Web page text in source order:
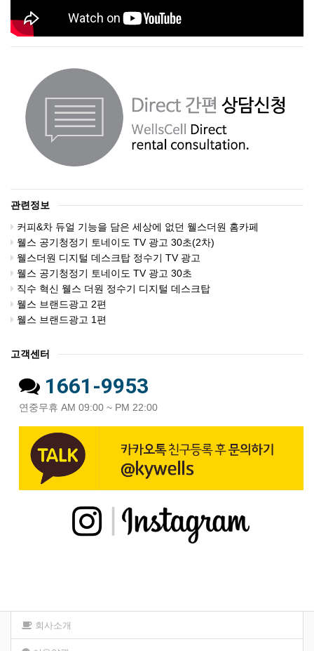
관련정보
커피&차 듀얼 기능을 담은 세상에 없던 웰스더원 홈카페
웰스 공기청정기 토네이도 TV 광고 30초(2차)
웰스더원 디지털 데스크탑 정수기 TV 광고
웰스 공기청정기 토네이도 TV 광고 30초
직수 혁신 웰스 더원 정수기 디지털 데스크탑
웰스 브랜드광고 2편
웰스 브랜드광고 1편
고객센터
1661-9953
연중무휴 AM 09:00 ~ PM 22:00
회사소개